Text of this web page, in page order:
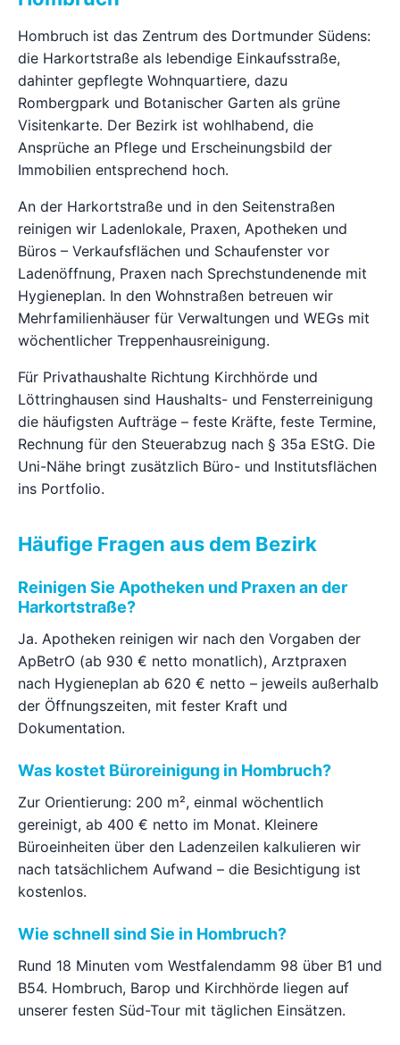
Hombruch ist das Zentrum des Dortmunder Südens:
die Harkortstraße als lebendige Einkaufsstraße,
dahinter gepflegte Wohnquartiere, dazu
Rombergpark und Botanischer Garten als grüne
Visitenkarte. Der Bezirk ist wohlhabend, die
Ansprüche an Pflege und Erscheinungsbild der
Immobilien entsprechend hoch.
An der Harkortstraße und in den Seitenstraßen
reinigen wir Ladenlokale, Praxen, Apotheken und
Büros – Verkaufsflächen und Schaufenster vor
Ladenöffnung, Praxen nach Sprechstundenende mit
Hygieneplan. In den Wohnstraßen betreuen wir
Mehrfamilienhäuser für Verwaltungen und WEGs mit
wöchentlicher Treppenhausreinigung.
Für Privathaushalte Richtung Kirchhörde und
Löttringhausen sind Haushalts- und Fensterreinigung
die häufigsten Aufträge – feste Kräfte, feste Termine,
Rechnung für den Steuerabzug nach § 35a EStG. Die
Uni-Nähe bringt zusätzlich Büro- und Institutsflächen
ins Portfolio.
Häufige Fragen aus dem Bezirk
Reinigen Sie Apotheken und Praxen an der
Harkortstraße?
Ja. Apotheken reinigen wir nach den Vorgaben der
ApBetrO (ab 930 € netto monatlich), Arztpraxen
nach Hygieneplan ab 620 € netto – jeweils außerhalb
der Öffnungszeiten, mit fester Kraft und
Dokumentation.
Was kostet Büroreinigung in Hombruch?
Zur Orientierung: 200 m², einmal wöchentlich
gereinigt, ab 400 € netto im Monat. Kleinere
Büroeinheiten über den Ladenzeilen kalkulieren wir
nach tatsächlichem Aufwand – die Besichtigung ist
kostenlos.
Wie schnell sind Sie in Hombruch?
Rund 18 Minuten vom Westfalendamm 98 über B1 und
B54. Hombruch, Barop und Kirchhörde liegen auf
unserer festen Süd-Tour mit täglichen Einsätzen.